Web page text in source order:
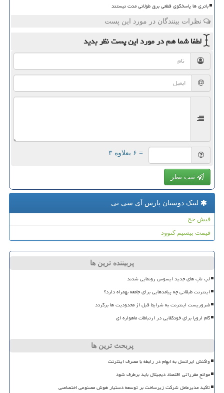
باتری ها پاسخگوی قطعی برق طولانی مدت نیستند
نظرات بینندگان در مورد این پست
لطفا شما همدر مورد این پستنظر بدید
= ۶ بعلاوه ۳
ثبت نظر
لینک دوستان پارس آی سی تی
فیش حج
قیمت بیسیم کنوود
پربیننده ترین ها
لپ تاپ های جدید ایسوس رونمایی شدند
اینترنت طبقاتی چه پیامدهایی برای جامعه بهمراه دارد؟
ضروریست اینترنت به شرایط قبل از محدودیت ها برگردد
گام اروپا برای خودکفایی در ارتباطات ماهواره ای
پربحث ترین ها
واکنش ایرانسل به ابهام در رابطه با مصرف اینترنت
موانع مقرراتی اقتصاد دیجیتال باید برطرف شود
تاکید مدیرعامل شرکت زیرساخت بر توسعه دستیار هوش مصنوعی اختصاصی